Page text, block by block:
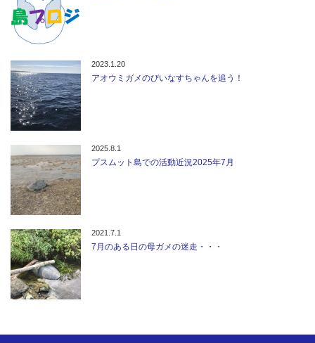
2023.1.20
アオウミガメのびいなすちゃんを追う！
2025.8.1
プスムット島での活動近況2025年7月
2021.7.1
7月のある日の母ガメの迷走・・・